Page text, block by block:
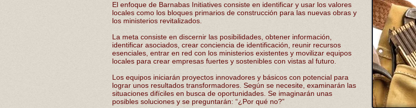
El enfoque de Barnabas Initiatives consiste en identificar y usar los valores
locales como los bloques primarios de construcción para las nuevas obras y
los ministerios revitalizados.
La meta consiste en discernir las posibilidades, obtener información,
identificar asociados, crear conciencia de identificación, reunir recursos
esenciales, entrar en red con los ministerios existentes y movilizar equipos
locales para crear empresas fuertes y sostenibles con vistas al futuro.
Los equipos iniciarán proyectos innovadores y básicos con potencial para
lograr unos resultados transformadores. Según se necesite, examinarán las
situaciones difíciles en busca de oportunidades. Se imaginarán unas
posibles soluciones y se preguntarán: “¿Por qué no?”